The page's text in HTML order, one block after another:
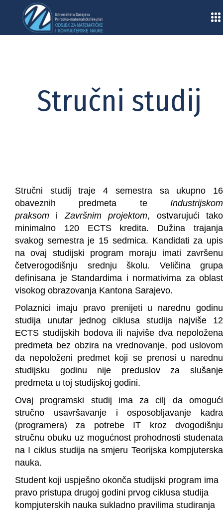
Stručni studij
Stručni studij traje 4 semestra sa ukupno 16
obaveznih predmeta te Industrijskom
praksom iZavršnim projektom, ostvarujući tako
minimalno 120 ECTS kredita. Dužina trajanja
svakog semestra je 15 sedmica. Kandidati za upis
na ovaj studijski program moraju imati završenu
četverogodišnju srednju školu. Veličina grupa
definisana je Standardima i normativima za oblast
visokog obrazovanja Kantona Sarajevo.
Polaznici imaju pravo prenijeti u narednu godinu
studija unutar jednog ciklusa studija najviše 12
ECTS studijskih bodova ili najviše dva nepoložena
predmeta bez obzira na vrednovanje, pod uslovom
da nepoloženi predmet koji se prenosi u narednu
studijsku godinu nije preduslov za slušanje
predmeta u toj studijskoj godini.
Ovaj programski studij ima za cilj da omogući
stručno usavršavanje i osposobljavanje kadra
(programera) za potrebe IT kroz dvogodišnju
stručnu obuku uz mogućnost prohodnosti studenata
na I ciklus studija na smjeru Teorijska kompjuterska
nauka.
Student koji uspješno okonča studijski program ima
pravo pristupa drugoj godini prvog ciklusa studija
kompjuterskih nauka sukladno pravilima studiranja